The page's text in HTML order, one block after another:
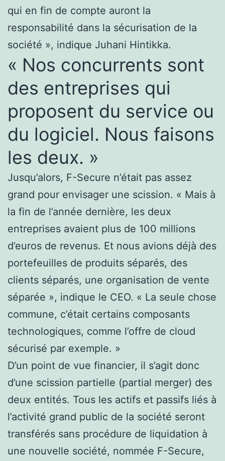
qui en fin de compte auront la
responsabilité dans la sécurisation de la
société », indique Juhani Hintikka.
« Nos concurrents sont
des entreprises qui
proposent du service ou
du logiciel. Nous faisons
les deux. »
Jusqu’alors, F-Secure n’était pas assez
grand pour envisager une scission. « Mais à
la fin de l’année dernière, les deux
entreprises avaient plus de 100 millions
d’euros de revenus. Et nous avions déjà des
portefeuilles de produits séparés, des
clients séparés, une organisation de vente
séparée », indique le CEO. « La seule chose
commune, c’était certains composants
technologiques, comme l’offre de cloud
sécurisé par exemple. »
D’un point de vue financier, il s’agit donc
d’une scission partielle (partial merger) des
deux entités. Tous les actifs et passifs liés à
l’activité grand public de la société seront
transférés sans procédure de liquidation à
une nouvelle société, nommée F-Secure,